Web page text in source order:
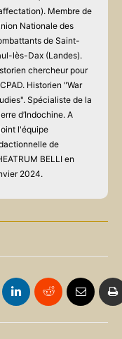
Membre de
Nationale des
de Saint-
lès-Dax (Landes).
chercheur pour
Historien "War
Spécialiste de la
d’Indochine. A
l'équipe
de
BELLI en
2024.